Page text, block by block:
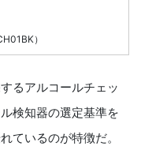
）
るアルコールチェッ
検知器の選定基準を
ているのが特徴だ。